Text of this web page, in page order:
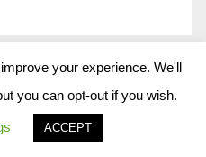
your experience. We'll
you can opt-out if you wish.
ACCEPT